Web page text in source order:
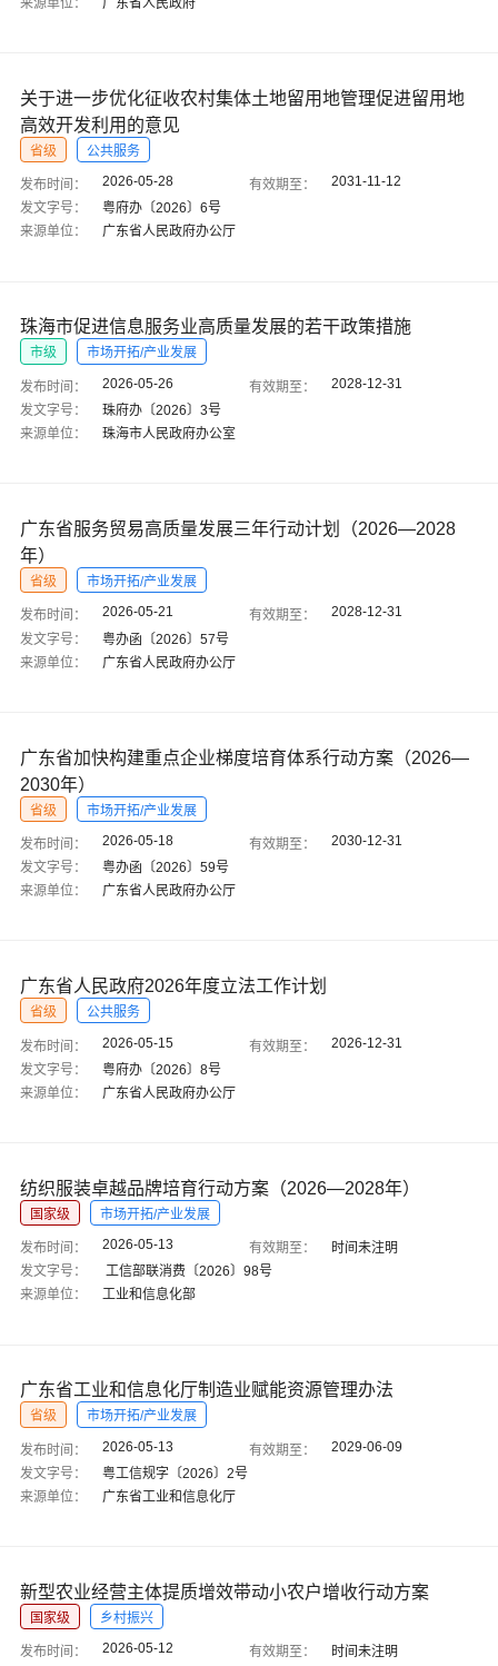
来源单位：
广东省人民政府
关于进一步优化征收农村集体土地留用地管理促进留用地
高效开发利用的意见
省级 公共服务
发布时间： 2026-05-28 有效期至：
2031-11-12
发文字号：
粤府办〔2026〕6号
来源单位：
广东省人民政府办公厅
珠海市促进信息服务业高质量发展的若干政策措施
市级 市场开拓/产业发展
发布时间： 2026-05-26 有效期至：
2028-12-31
发文字号：
珠府办〔2026〕3号
来源单位：
珠海市人民政府办公室
广东省服务贸易高质量发展三年行动计划（2026—2028
年）
省级 市场开拓/产业发展
发布时间： 2026-05-21 有效期至：
2028-12-31
发文字号：
粤办函〔2026〕57号
来源单位：
广东省人民政府办公厅
广东省加快构建重点企业梯度培育体系行动方案（2026—
2030年）
省级 市场开拓/产业发展
发布时间： 2026-05-18 有效期至：
2030-12-31
发文字号：
粤办函〔2026〕59号
来源单位：
广东省人民政府办公厅
广东省人民政府2026年度立法工作计划
省级 公共服务
发布时间： 2026-05-15 有效期至：
2026-12-31
发文字号：
粤府办〔2026〕8号
来源单位：
广东省人民政府办公厅
纺织服装卓越品牌培育行动方案（2026—2028年）
国家级 市场开拓/产业发展
发布时间： 2026-05-13 有效期至：
时间未注明
发文字号：
工信部联消费〔2026〕98号
来源单位：
工业和信息化部
广东省工业和信息化厅制造业赋能资源管理办法
省级 市场开拓/产业发展
发布时间： 2026-05-13 有效期至：
2029-06-09
发文字号：
粤工信规字〔2026〕2号
来源单位：
广东省工业和信息化厅
新型农业经营主体提质增效带动小农户增收行动方案
国家级 乡村振兴
发布时间： 2026-05-12 有效期至： 时间未注明